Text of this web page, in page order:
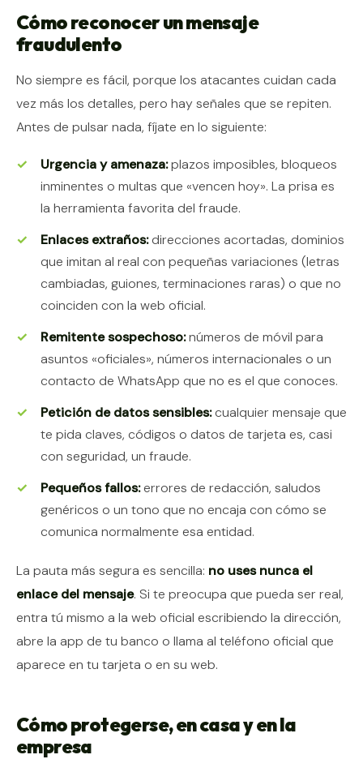
Cómo reconocer un mensaje
fraudulento
No siempre es fácil, porque los atacantes cuidan cada
vez más los detalles, pero hay señales que se repiten.
Antes de pulsar nada, fíjate en lo siguiente:
Urgencia y amenaza:plazos imposibles, bloqueos
inminentes o multas que «vencen hoy». La prisa es
la herramienta favorita del fraude.
Enlaces extraños:direcciones acortadas, dominios
que imitan al real con pequeñas variaciones (letras
cambiadas, guiones, terminaciones raras) o que no
coinciden con la web oficial.
Remitente sospechoso:números de móvil para
asuntos «oficiales», números internacionales o un
contacto de WhatsApp que no es el que conoces.
Petición de datos sensibles:cualquier mensaje que
te pida claves, códigos o datos de tarjeta es, casi
con seguridad, un fraude.
Pequeños fallos:errores de redacción, saludos
genéricos o un tono que no encaja con cómo se
comunica normalmente esa entidad.
La pauta más segura es sencilla: no uses nunca el
enlace del mensaje. Si te preocupa que pueda ser real,
entra tú mismo a la web oficial escribiendo la dirección,
abre la app de tu banco o llama al teléfono oficial que
aparece en tu tarjeta o en su web.
Cómo protegerse, en casa y en la
empresa